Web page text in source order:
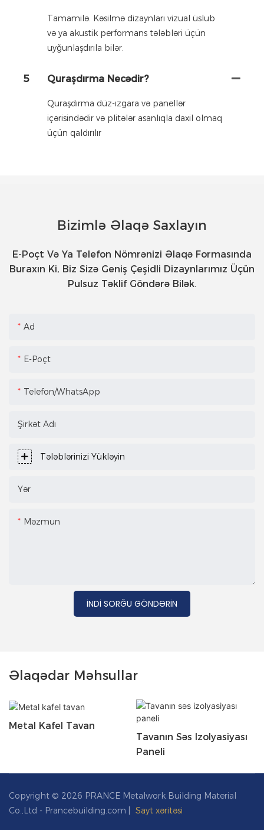
Tamamilə. Kəsilmə dizaynları vizual üslub
və ya akustik performans tələbləri üçün
uyğunlaşdırıla bilər.
5 Quraşdırma Necədir?
Quraşdırma düz-ızgara və panellər
içərisindədir və plitələr asanlıqla daxil olmaq
üçün qaldırılır
Bizimlə Əlaqə Saxlayın
E-Poçt Və Ya Telefon Nömrənizi Əlaqə Formasında
Buraxın Ki, Biz Sizə Geniş Çeşidli Dizaynlarımız Üçün
Pulsuz Təklif Göndərə Bilək.
Ad
E-Poçt
Telefon/WhatsApp
Şirkət Adı
Tələblərinizi Yükləyin
Yər
Məzmun
İNDI SORĞU GÖNDƏRIN
Əlaqədar Məhsullar
Metal Kafel Tavan
Tavanın Səs Izolyasiyası
Paneli
Copyright © 2026 PRANCE Metalwork Building Material
Co.,Ltd - Prancebuilding.com |
Sayt xəritəsi